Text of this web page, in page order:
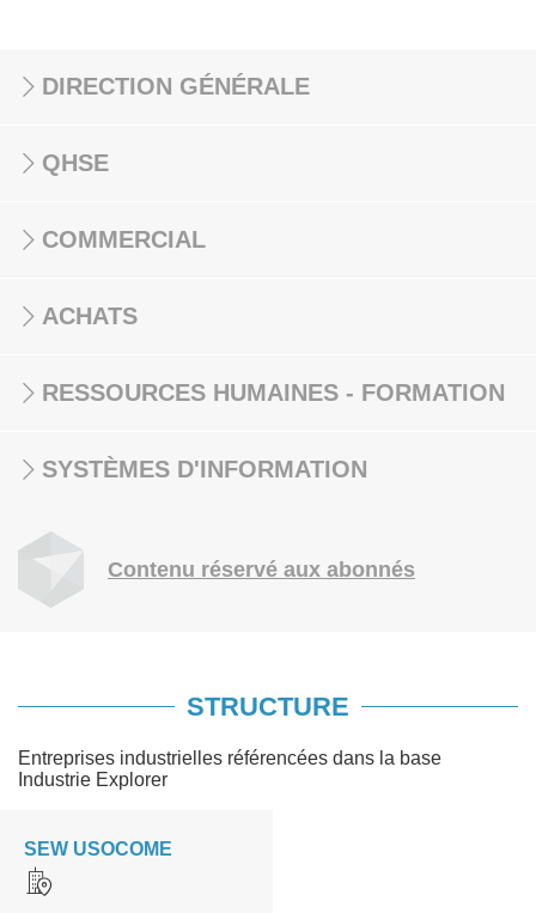
DIRECTION GÉNÉRALE
QHSE
COMMERCIAL
ACHATS
RESSOURCES HUMAINES - FORMATION
SYSTÈMES D'INFORMATION
Contenu réservé aux abonnés
STRUCTURE
Entreprises industrielles référencées dans la base
Industrie Explorer
SEW USOCOME